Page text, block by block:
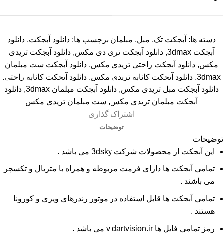
دسته ها: آبجکت تک, مبل, مبلمان برچسب ها: دانلود آبجکت, دانلود
آبجکت 3dmax
, دانلود آبجکت تری دی مکس, دانلود آبجکت تریدی
مکس, دانلود آبجکت راحتی تریدی مکس, دانلود آبجکت ست مبلمان
3dmax
, دانلود آبجکت کاناپه تریدی مکس, دانلود آبجکت کاناپه راحتی,
دانلود آبجکت مبل تریدی مکس, دانلود آبجکت مبلمان 3dmax , دانلود
آبجکت مبلمان تریدی مکس, ست مبلمان تریدی مکس
اشتراک گذاری
توضیحات
توضیحات
این آبجکت از محصولات شرکت 3dsky می باشد .
تمامی آبجکت ها دارای فرمت مربوطه و همراه با متریال و تکسچر
می باشند .
تمامی آبجکت ها قابل استفاده در موتور رندرهای ویری و کورونا
هستند .
رمز تمامی فایل ها vidartvision.ir می باشد .